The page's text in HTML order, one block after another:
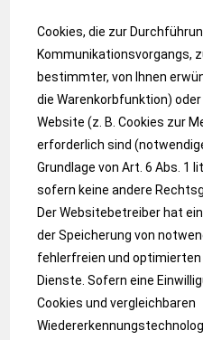
Cookies, die zur
Kommunikationsvorgangs,
bestimmter, von Ihnen
die Warenkorbfunktion)
Website (z. B. Cookies zur
erforderlich sind
Grundlage von Art. 6 Abs. 1
sofern keine andere
Der Websitebetreiber hat
der Speicherung von
fehlerfreien und
Dienste. Sofern eine
Cookies und vergleichbaren